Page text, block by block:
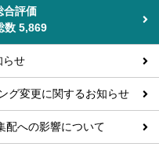
合評価
数 5,869
らせ
グ変更に関するお知らせ
配への影響について